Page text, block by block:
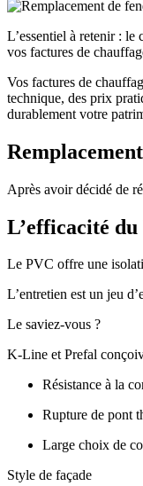
L’essentiel à retenir :
vos factures de
Vos factures de
technique, des prix
durablement votre
Après avoir décidé de
L’efficacité
Le PVC offre une
L’entretien est un jeu
Le saviez-vous ?
K-Line et Prefal
Résistance à la
Rupture de pont
Large choix de
Style de façade